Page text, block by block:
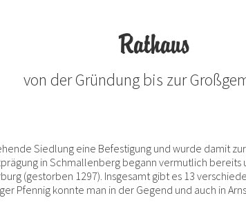
Rathaus
von der Gründung bis zur
Siedlung eine Befestigung und wurde damit
in Schmallenberg begann vermutlich
(gestorben 1297). Insgesamt gibt es 13
Pfennig konnte man in der Gegend und auch in